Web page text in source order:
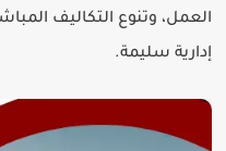
العمل، وتنوع التكاليف
إدارية سليمة.